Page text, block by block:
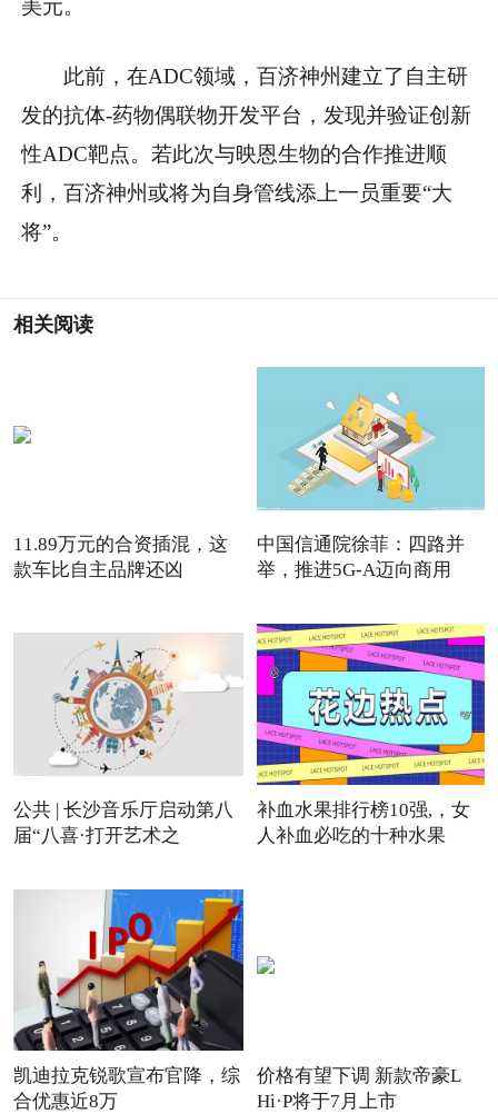
美元。
此前，在ADC领域，百济神州建立了自主研
发的抗体-药物偶联物开发平台，发现并验证创新
性ADC靶点。若此次与映恩生物的合作推进顺
利，百济神州或将为自身管线添上一员重要“大
将”。
相关阅读
11.89万元的合资插混，这
款车比自主品牌还凶
中国信通院徐菲：四路并
举，推进5G-A迈向商用
公共 | 长沙音乐厅启动第八
届“八喜·打开艺术之
补血水果排行榜10强,，女
人补血必吃的十种水果
凯迪拉克锐歌宣布官降，综
合优惠近8万
价格有望下调 新款帝豪L
Hi·P将于7月上市